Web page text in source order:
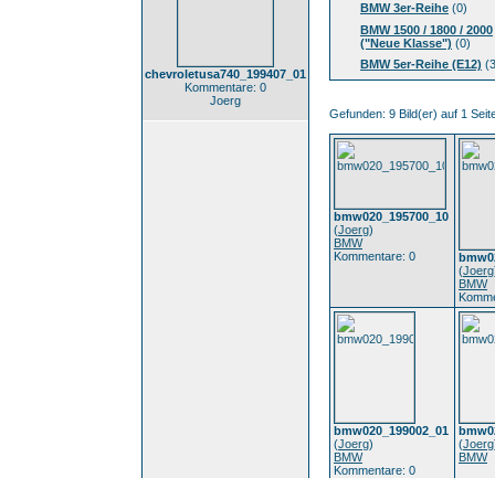
chevroletusa740_199407_01
Kommentare: 0
Joerg
BMW 3er-Reihe (0)
BMW 1500 / 1800 / 2000
("Neue Klasse") (0)
BMW 5er-Reihe (E12)
Gefunden: 9 Bild(er) auf 1
bmw020_195700_10
(Joerg)
BMW
Kommentare: 0
(Joerg
BMW
bmw020_199002_01
(Joerg)
BMW
Kommentare: 0
(Joerg
BMW